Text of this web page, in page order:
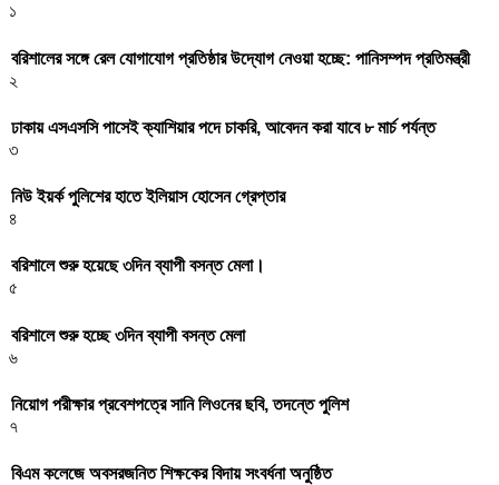
১
বরিশালের সঙ্গে রেল যোগাযোগ প্রতিষ্ঠার উদ্যোগ নেওয়া হচ্ছে: পানিসম্পদ প্রতিমন্ত্রী
২
ঢাকায় এসএসসি পাসেই ক্যাশিয়ার পদে চাকরি, আবেদন করা যাবে ৮ মার্চ পর্যন্ত
৩
নিউ ইয়র্ক পুলিশের হাতে ইলিয়াস হোসেন গ্রেপ্তার
৪
বরিশালে শুরু হয়েছে ৩দিন ব্যাপী বসন্ত মেলা।
৫
বরিশালে শুরু হচ্ছে ৩দিন ব্যাপী বসন্ত মেলা
৬
নিয়োগ পরীক্ষার প্রবেশপত্রে সানি লিওনের ছবি, তদন্তে পুলিশ
৭
বিএম কলেজে অবসরজনিত শিক্ষকের বিদায় সংবর্ধনা অনুষ্ঠিত